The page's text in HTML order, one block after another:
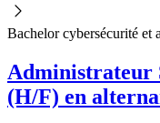
Bachelor cybersécurité et
Administrateur
(H/F) en